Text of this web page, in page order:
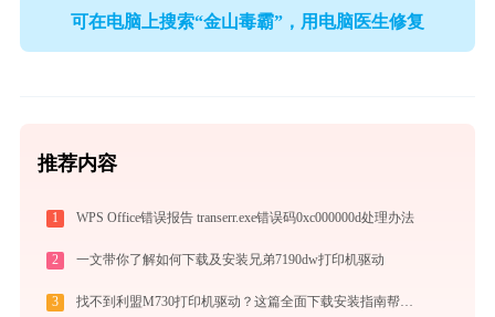
可在电脑上搜索“金山毒霸”，用电脑医生修复
推荐内容
1 WPS Office错误报告 transerr.exe错误码0xc000000d处理办法
2 一文带你了解如何下载及安装兄弟7190dw打印机驱动
3 找不到利盟M730打印机驱动？这篇全面下载安装指南帮到你